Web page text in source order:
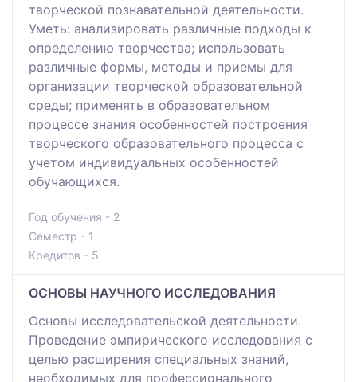
творческой познавательной деятельности.
Уметь: анализировать различные подходы к
определению творчества; использовать
различные формы, методы и приемы для
организации творческой образовательной
среды; применять в образовательном
процессе знания особенностей построения
творческого образовательного процесса с
учетом индивидуальных особенностей
обучающихся.
Год обучения - 2
Семестр - 1
Кредитов - 5
ОСНОВЫ НАУЧНОГО ИССЛЕДОВАНИЯ
Основы исследовательской деятельности.
Проведение эмпирического исследования с
целью расширения специальных знаний,
необходимых для профессионального